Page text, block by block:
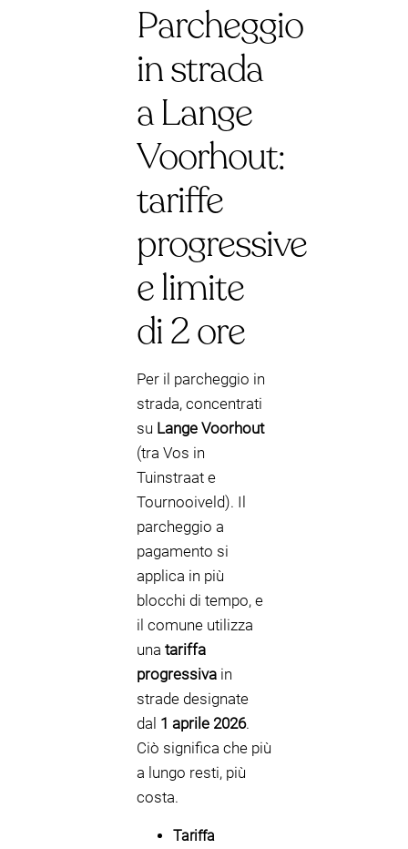
Parcheggio
in strada
a Lange
Voorhout:
tariffe
progressive
e limite
di 2 ore
Per il parcheggio in
strada, concentrati
su Lange Voorhout
(tra Vos in
Tuinstraat e
Tournooiveld). Il
parcheggio a
pagamento si
applica in più
blocchi di tempo, e
il comune utilizza
una tariffa
progressiva in
strade designate
dal 1 aprile 2026.
Ciò significa che più
a lungo resti, più
costa.
Tariffa